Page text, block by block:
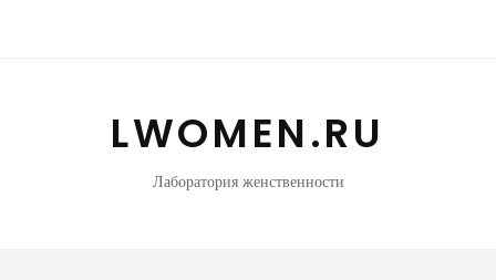
LWOMEN.RU
Лаборатория женственности